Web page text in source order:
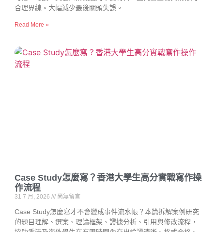
合理界線。大幅減少最後關頭失誤。
Read More »
Case Study怎麼寫？香港大學生高分實戰寫作操
作流程
31 7 月, 2026 尚無留言
Case Study怎麼寫才不會變成事件流水帳？本篇拆解案例研究
的題目理解、選案、理論框架、證據分析、引用與修改流程，